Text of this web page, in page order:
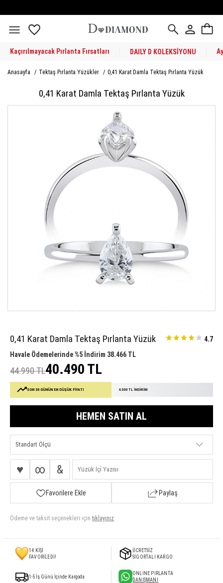
Kaçırılmayacak Pırlanta Fırsatları DAILY D KOLEKSİYONU
Anasayfa / Tektaş Pırlanta Yüzükler / 0,41 Karat Damla Tektaş Pırlanta Yüzük
0,41 Karat Damla Tektaş Pırlanta Yüzük
0,41 Karat Damla Tektaş Pırlanta Yüzük
4.7
Havale Ödemelerinde %5 İndirim 38.466 TL
44.990 TL40.490 TL
SON 30 GÜNÜN EN DÜŞÜK FİYATI 4.500 TL İNDİRİM
HEMEN SATIN AL
♥ ∞ &
Favorilere Ekle Paylaş
Ödeme ve taksit seçenekleri için tıklayınız
14 KİŞİ
FAVORİLEDİ!
ÜCRETSİZ
SİGORTALI KARGO
1-5 İş Günü İçinde Kargoda
ONLINE PIRLANTA
DANIŞMANI